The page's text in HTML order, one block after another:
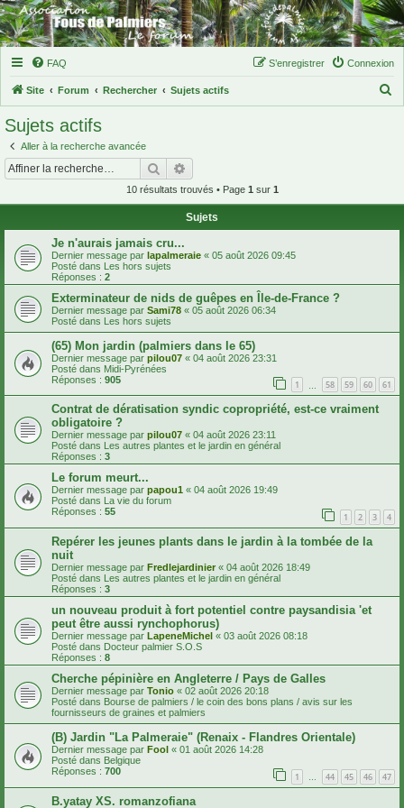
FAQ Connexion
S’enregistrer
Site Forum Rechercher Sujets actifs
r
Sujets actifs
Aller à la recherche avancée
Rechercher
10 résultats trouvés • Page 1 sur 1
Sujets
Je n'aurais jamais cru...
Dernier message par lapalmeraie « 05 août 2026 09:45
Posté dans Les hors sujets
Réponses : 2
Exterminateur de nids de guêpes en Île-de-France ?
Dernier message par Sami78 « 05 août 2026 06:34
Posté dans Les hors sujets
(65) Mon jardin (palmiers dans le 65)
Dernier message par pilou07 « 04 août 2026 23:31
Posté dans Midi-Pyrénées
Réponses : 905 1 58 59 60 61
Contrat de dératisation syndic copropriété, est-ce vraiment
obligatoire ?
Dernier message par pilou07 « 04 août 2026 23:11
Posté dans
Les autres plantes et le jardin en général
Réponses : 3
Le forum meurt...
Dernier message par papou1 « 04 août 2026 19:49
Posté dans
La vie du forum
Réponses : 55 1 2 3 4
Repérer les jeunes plants dans le jardin à la tombée de la
nuit
Dernier message par Fredlejardinier « 04 août 2026 18:49
Posté dans Les autres plantes et le jardin en général
Réponses : 3
un nouveau produit à fort potentiel contre paysandisia 'et
peut être aussi rynchophorus)
Dernier message par LapeneMichel « 03 août 2026 08:18
Posté dans Docteur palmier S.O.S
Réponses : 8
Cherche pépinière en Angleterre / Pays de Galles
Dernier message par Tonio « 02 août 2026 20:18
Posté dans Bourse de palmiers / le coin des bons plans / avis sur les
fournisseurs de graines et palmiers
(B) Jardin "La Palmeraie" (Renaix - Flandres Orientale)
Dernier message par Fool « 01 août 2026 14:28
Posté dans Belgique
Réponses : 700 1 44 45 46 47
B.yatay XS. romanzofiana